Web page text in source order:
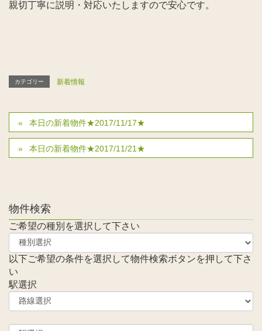
親切丁寧に説明・対応いたしますので安心です。
カテゴリー 新着情報
本日の新着物件★2017/11/17★
本日の新着物件★2017/11/21★
物件検索
ご希望の種別を選択して下さい
以下ご希望の条件を選択して物件検索ボタンを押して下さ
い
駅選択